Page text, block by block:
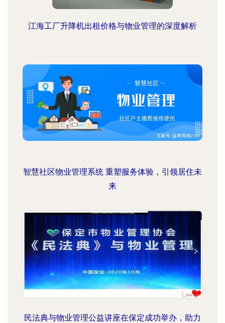
江海工厂升降机出租价格与物业管理的深度解析
智慧社区物业管理系统 重塑服务体验，引领居住未
来
民法典与物业管理公益讲座在保定成功举办，助力